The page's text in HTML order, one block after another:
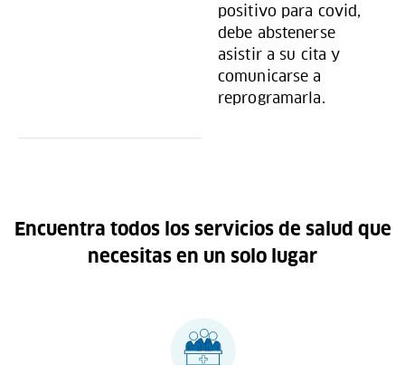
positivo para covid,
debe abstenerse
asistir a su cita y
comunicarse a
reprogramarla.
Encuentra todos los servicios de salud que
necesitas en un solo lugar